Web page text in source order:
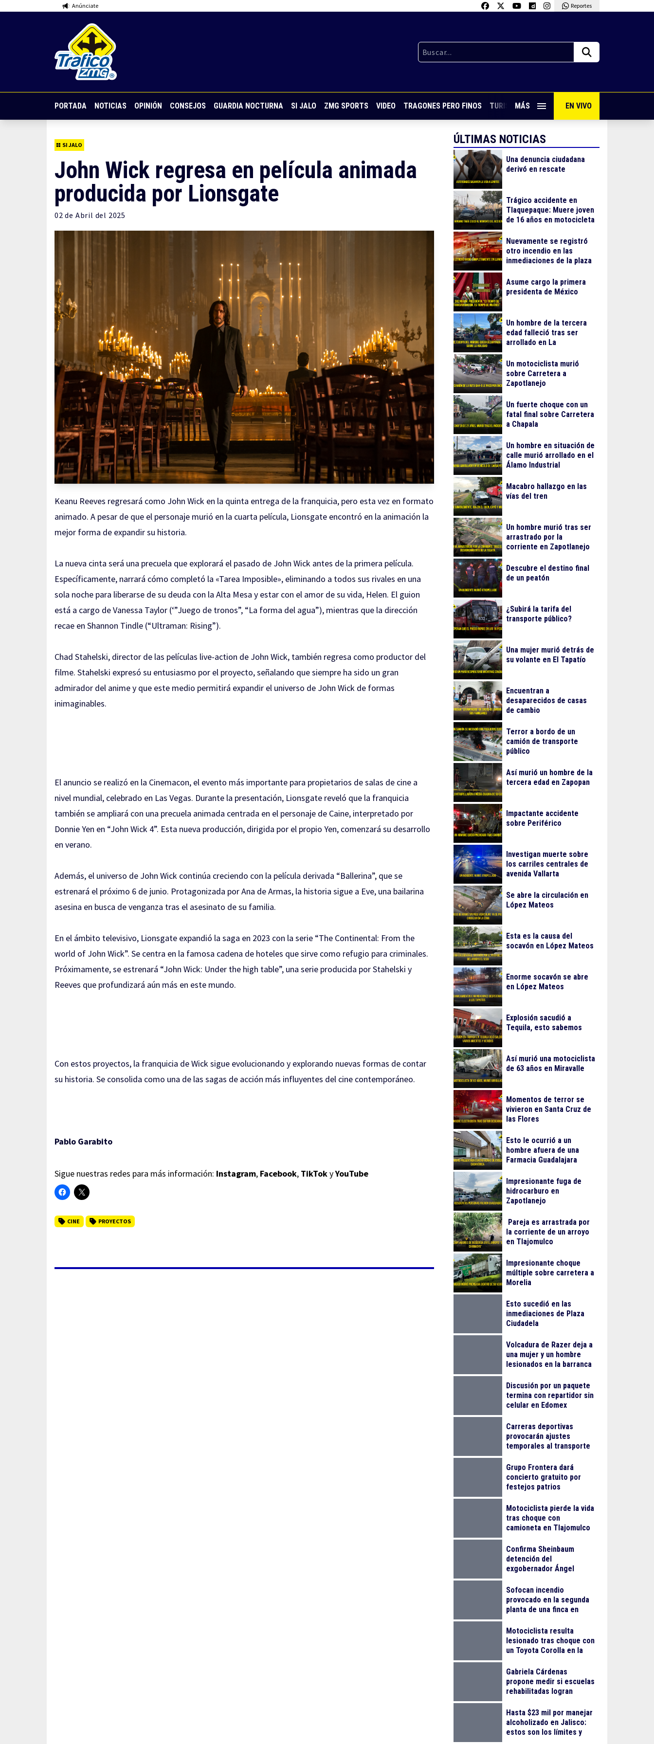
Anúnciate Reportes
PORTADA NOTICIAS OPINIÓN CONSEJOS GUARDIA NOCTURNA SI JALO ZMG SPORTS VIDEO TRAGONES PERO FINOS TURISMO CON SABOR VIVE PUERTO VALLARTA
MÁS EN VIVO
SI JALO
John Wick regresa en película animada
producida por Lionsgate
02 de Abril del 2025
Keanu Reeves regresará como John Wick en la quinta entrega de la franquicia, pero esta vez en formato
animado. A pesar de que el personaje murió en la cuarta película, Lionsgate encontró en la animación la
mejor forma de expandir su historia.
La nueva cinta será una precuela que explorará el pasado de John Wick antes de la primera película.
Específicamente, narrará cómo completó la «Tarea Imposible», eliminando a todos sus rivales en una
sola noche para liberarse de su deuda con la Alta Mesa y estar con el amor de su vida, Helen. El guion
está a cargo de Vanessa Taylor (‘”Juego de tronos”, “La forma del agua”), mientras que la dirección
recae en Shannon Tindle (“Ultraman: Rising”).
Chad Stahelski, director de las películas live-action de John Wick, también regresa como productor del
filme. Stahelski expresó su entusiasmo por el proyecto, señalando que siempre ha sido un gran
admirador del anime y que este medio permitirá expandir el universo de John Wick de formas
inimaginables.
El anuncio se realizó en la Cinemacon, el evento más importante para propietarios de salas de cine a
nivel mundial, celebrado en Las Vegas. Durante la presentación, Lionsgate reveló que la franquicia
también se ampliará con una precuela animada centrada en el personaje de Caine, interpretado por
Donnie Yen en “John Wick 4”. Esta nueva producción, dirigida por el propio Yen, comenzará su desarrollo
en verano.
Además, el universo de John Wick continúa creciendo con la película derivada “Ballerina”, que se
estrenará el próximo 6 de junio. Protagonizada por Ana de Armas, la historia sigue a Eve, una bailarina
asesina en busca de venganza tras el asesinato de su familia.
En el ámbito televisivo, Lionsgate expandió la saga en 2023 con la serie “The Continental: From the
world of John Wick”. Se centra en la famosa cadena de hoteles que sirve como refugio para criminales.
Próximamente, se estrenará “John Wick: Under the high table”, una serie producida por Stahelski y
Reeves que profundizará aún más en este mundo.
Con estos proyectos, la franquicia de Wick sigue evolucionando y explorando nuevas formas de contar
su historia. Se consolida como una de las sagas de acción más influyentes del cine contemporáneo.
Pablo Garabito
Sigue nuestras redes para más información: Instagram, Facebook, TikTokyYouTube
CINE PROYECTOS
ÚLTIMAS NOTICIAS
Una denuncia ciudadana
derivó en rescate
Trágico accidente en
Tlaquepaque: Muere joven
de 16 años en motocicleta
Nuevamente se registró
otro incendio en las
inmediaciones de la plaza
Asume cargo la primera
presidenta de México
Un hombre de la tercera
edad falleció tras ser
arrollado en La
Un motociclista murió
sobre Carretera a
Zapotlanejo
Un fuerte choque con un
fatal final sobre Carretera
a Chapala
Un hombre en situación de
calle murió arrollado en el
Álamo Industrial
Macabro hallazgo en las
vías del tren
Un hombre murió tras ser
arrastrado por la
corriente en Zapotlanejo
Descubre el destino final
de un peatón
¿Subirá la tarifa del
transporte público?
Una mujer murió detrás de
su volante en El Tapatío
Encuentran a
desaparecidos de casas
de cambio
Terror a bordo de un
camión de transporte
público
Así murió un hombre de la
tercera edad en Zapopan
Impactante accidente
sobre Periférico
Investigan muerte sobre
los carriles centrales de
avenida Vallarta
Se abre la circulación en
López Mateos
Esta es la causa del
socavón en López Mateos
Enorme socavón se abre
en López Mateos
Explosión sacudió a
Tequila, esto sabemos
Así murió una motociclista
de 63 años en Miravalle
Momentos de terror se
vivieron en Santa Cruz de
las Flores
Esto le ocurrió a un
hombre afuera de una
Farmacia Guadalajara
Impresionante fuga de
hidrocarburo en
Zapotlanejo
Pareja es arrastrada por
la corriente de un arroyo
en Tlajomulco
Impresionante choque
múltiple sobre carretera a
Morelia
Esto sucedió en las
inmediaciones de Plaza
Ciudadela
Volcadura de Razer deja a
una mujer y un hombre
lesionados en la barranca
Discusión por un paquete
termina con repartidor sin
celular en Edomex
Carreras deportivas
provocarán ajustes
temporales al transporte
Grupo Frontera dará
concierto gratuito por
festejos patrios
Motociclista pierde la vida
tras choque con
camioneta en Tlajomulco
Confirma Sheinbaum
detención del
exgobernador Ángel
Ayotzinapa
Sofocan incendio
provocado en la segunda
planta de una finca en
Motociclista resulta
lesionado tras choque con
un Toyota Corolla en la
Gabriela Cárdenas
propone medir si escuelas
rehabilitadas logran
escolar
Hasta $23 mil por manejar
alcoholizado en Jalisco:
estos son los límites y